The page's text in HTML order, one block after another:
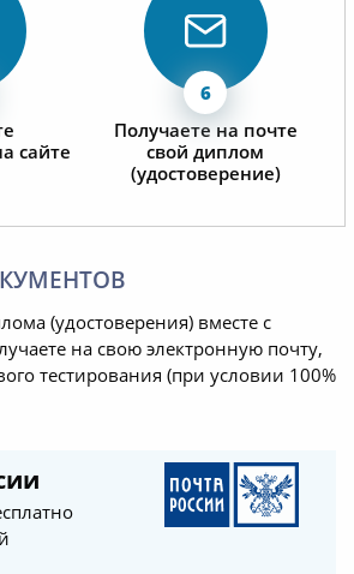
сайте
Получаете на почте
свой диплом
(удостоверение)
(удостоверения) вместе с
на свою электронную почту,
тестирования (при условии 100%